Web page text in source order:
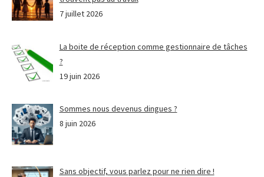
7 juillet 2026
La boite de réception comme gestionnaire de tâches
?
19 juin 2026
Sommes nous devenus dingues ?
8 juin 2026
Sans objectif, vous parlez pour ne rien dire !